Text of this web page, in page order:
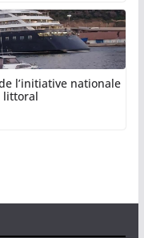
l’initiative nationale
littoral